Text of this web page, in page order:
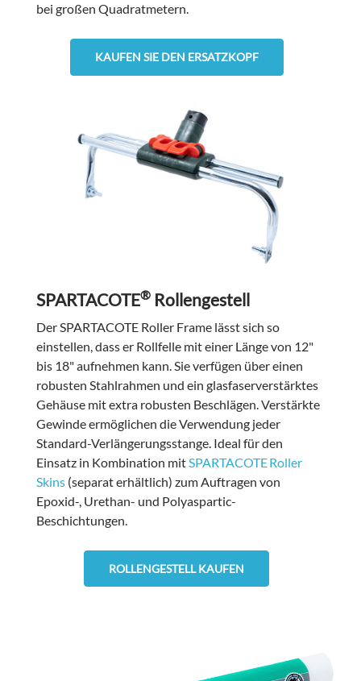
bei großen Quadratmetern.
KAUFEN SIE DEN ERSATZKOPF
SPARTACOTE®Rollengestell
Der SPARTACOTE Roller Frame lässt sich so
einstellen, dass er Rollfelle mit einer Länge von 12"
bis 18" aufnehmen kann. Sie verfügen über einen
robusten Stahlrahmen und ein glasfaserverstärktes
Gehäuse mit extra robusten Beschlägen. Verstärkte
Gewinde ermöglichen die Verwendung jeder
Standard-Verlängerungsstange. Ideal für den
Einsatz in Kombination mit SPARTACOTERoller
Skins(separat erhältlich) zum Auftragen von
Epoxid-, Urethan- und Polyaspartic-
Beschichtungen.
ROLLENGESTELL KAUFEN